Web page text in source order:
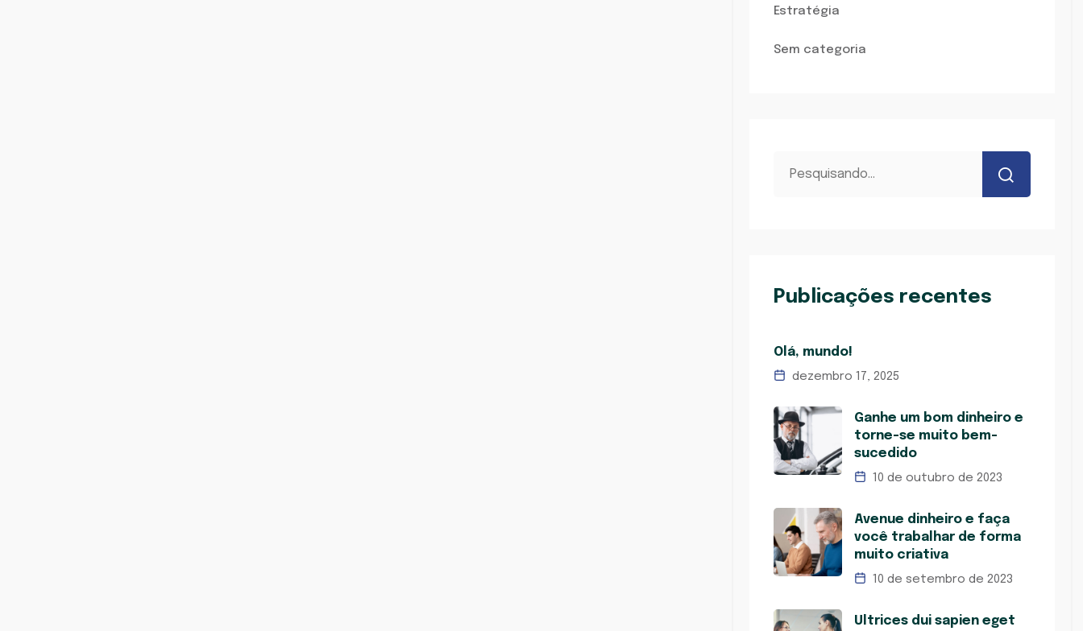
Estratégia
Sem categoria
Publicações recentes
Olá, mundo!
dezembro 17, 2025
Ganhe um bom dinheiro e
torne-se muito bem-
sucedido
10 de outubro de 2023
Avenue dinheiro e faça
você trabalhar de forma
muito criativa
10 de setembro de 2023
Ultrices dui sapien eget